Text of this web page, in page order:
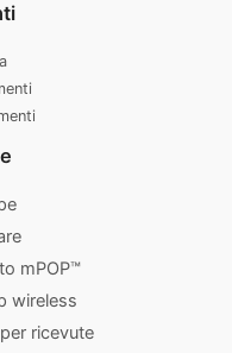
mPOP™
wireless
ricevute